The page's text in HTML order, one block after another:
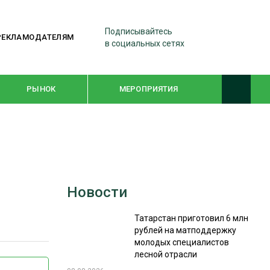
Подписывайтесь
в социальных сетях
РЫНОК МЕРОПРИЯТИЯ
WOODEX-2021
СУШКА ДРЕВЕСИНЫ
Новости
Татарстан приготовил 6 млн
рублей на матподдержку
молодых специалистов
лесной отрасли